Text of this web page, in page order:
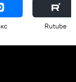
Rutube